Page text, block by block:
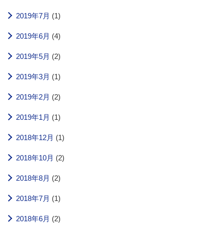
2019年7月 (1)
2019年6月 (4)
2019年5月 (2)
2019年3月 (1)
2019年2月 (2)
2019年1月 (1)
2018年12月 (1)
2018年10月 (2)
2018年8月 (2)
2018年7月 (1)
2018年6月 (2)